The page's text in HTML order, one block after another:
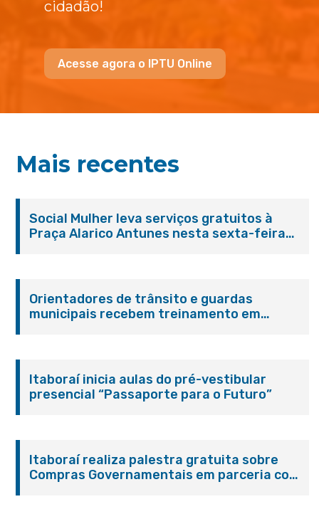
cidadão!
Acesse agora o IPTU Online
Mais recentes
Social Mulher leva serviços gratuitos à
Praça Alarico Antunes nesta sexta-feira
Orientadores de trânsito e guardas
municipais recebem treinamento em
Itaboraí inicia aulas do pré-vestibular
presencial “Passaporte para o Futuro”
Itaboraí realiza palestra gratuita sobre
Compras Governamentais em parceria com